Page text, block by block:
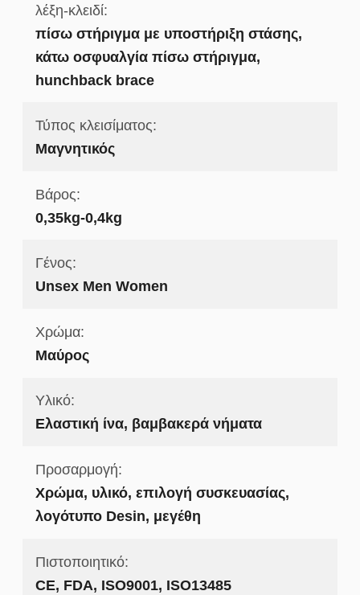
λέξη-κλειδί:
πίσω στήριγμα με υποστήριξη στάσης,
κάτω οσφυαλγία πίσω στήριγμα,
hunchback brace
Τύπος κλεισίματος:
Μαγνητικός
Βάρος:
0,35kg-0,4kg
Γένος:
Unsex Men Women
Χρώμα:
Μαύρος
Υλικό:
Ελαστική ίνα, βαμβακερά νήματα
Προσαρμογή:
Χρώμα, υλικό, επιλογή συσκευασίας,
λογότυπο Desin, μεγέθη
Πιστοποιητικό:
CE, FDA, ISO9001, ISO13485